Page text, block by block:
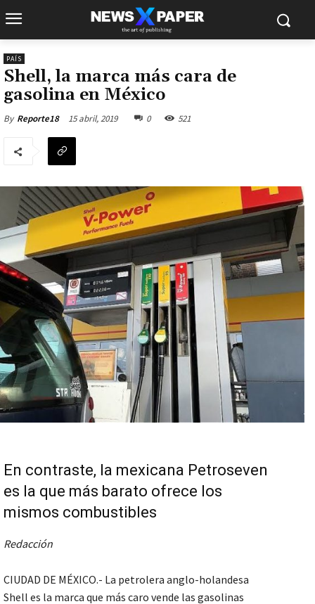
PAÍS
Shell, la marca más cara de
gasolina en México
By Reporte18 15 abril, 2019 0 521
En contraste, la mexicana Petroseven
es la que más barato ofrece los
mismos combustibles
Redacción
CIUDAD DE MÉXICO.- La petrolera anglo-holandesa
Shell es la marca que más caro vende las gasolinas